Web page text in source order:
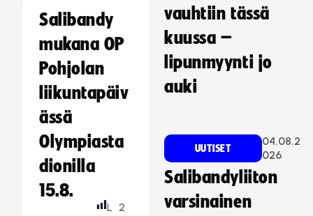
Salibandy
mukana OP
Pohjolan
liikuntapäiv
ässä
Olympiasta
dionilla
15.8.
L 2
vauhtiin tässä
kuussa –
lipunmyynti jo
auki
UUTISET
04.08.2
026
Salibandyliiton
varsinainen